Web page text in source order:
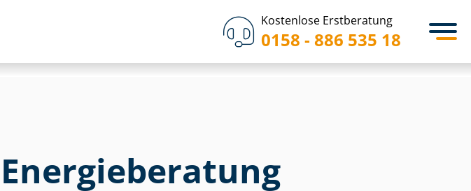
Kostenlose Erstberatung
0158 - 886 535 18
Energieberatung